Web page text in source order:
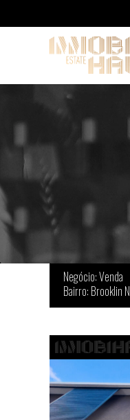
Imóveis à venda
Negócio: Venda
Bairro: Brooklin